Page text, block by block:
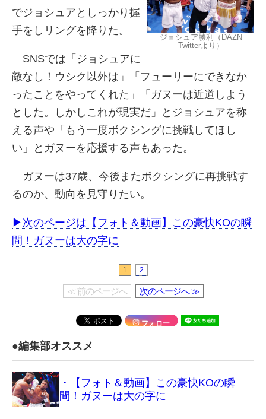
ジョシュア勝利（DAZN
Twitterより）
でジョシュアとしっかり握
手をしリングを降りた。
SNSでは「ジョシュアに
敵なし！ウシク以外は」「フューリーにできなか
ったことをやってくれた」「ガヌーは近道しよう
とした。しかしこれが現実だ」とジョシュアを称
える声や「もう一度ボクシングに挑戦してほし
い」とガヌーを応援する声もあった。
ガヌーは37歳、今後またボクシングに再挑戦す
るのか、動向を見守りたい。
▶︎次のページは【フォト＆動画】この豪快KOの瞬
間！ガヌーは大の字に
1 2
≪ 前のページへ 次のページへ ≫
フォロー
●編集部オススメ
・【フォト＆動画】この豪快KOの瞬
間！ガヌーは大の字に